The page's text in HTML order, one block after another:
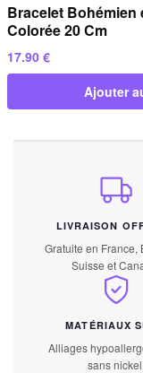
Bracelet Bohémien
Colorée 20 Cm
17.90 €
Ajouter
LIVRAISON
Gratuite en France,
Suisse et
MATÉRIAUX
Alliages
sans nickel.